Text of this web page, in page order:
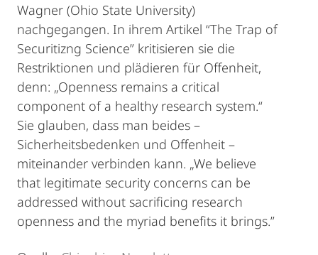
Wagner (Ohio State University)
nachgegangen. In ihrem Artikel “The Trap of
Securitizng Science” kritisieren sie die
Restriktionen und plädieren für Offenheit,
denn: „Openness remains a critical
component of a healthy research system.“
Sie glauben, dass man beides –
Sicherheitsbedenken und Offenheit –
miteinander verbinden kann. „We believe
that legitimate security concerns can be
addressed without sacrificing research
openness and the myriad benefits it brings.”